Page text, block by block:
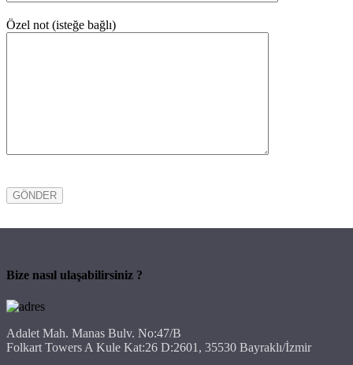
Özel not (isteğe bağlı)
Bize nasıl ulaşabilirsiniz ?
Adalet Mah. Manas Bulv. No:47/B
Folkart Towers A Kule Kat:26 D:2601, 35530 Bayraklı/İzmir